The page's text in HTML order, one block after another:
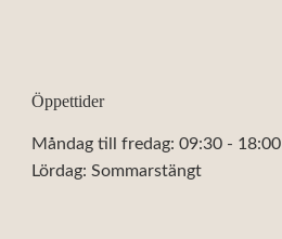
Öppettider
Måndag till fredag: 09:30 - 18:00
Lördag: Sommarstängt